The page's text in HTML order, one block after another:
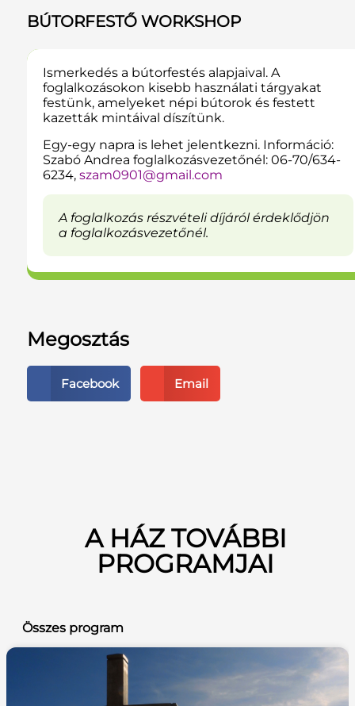
BÚTORFESTŐ WORKSHOP
Ismerkedés a bútorfestés alapjaival. A
foglalkozásokon kisebb használati tárgyakat
festünk, amelyeket népi bútorok és festett
kazetták mintáival díszítünk.
Egy-egy napra is lehet jelentkezni. Információ:
Szabó Andrea foglalkozásvezetőnél: 06-70/634-
6234, szam0901@gmail.com
A foglalkozás részvételi díjáról érdeklődjön
a foglalkozásvezetőnél.
Megosztás
Facebook Email
A HÁZ TOVÁBBI
PROGRAMJAI
Összes program